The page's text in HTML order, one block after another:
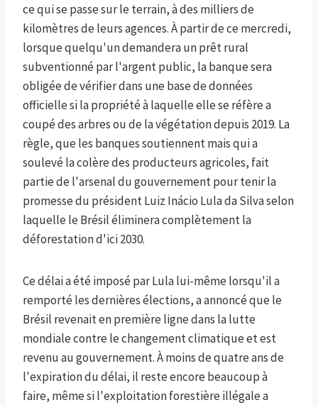
ce qui se passe sur le terrain, à des milliers de
kilomètres de leurs agences. À partir de ce mercredi,
lorsque quelqu'un demandera un prêt rural
subventionné par l'argent public, la banque sera
obligée de vérifier dans une base de données
officielle si la propriété à laquelle elle se réfère a
coupé des arbres ou de la végétation depuis 2019. La
règle, que les banques soutiennent mais qui a
soulevé la colère des producteurs agricoles, fait
partie de l'arsenal du gouvernement pour tenir la
promesse du président Luiz Inácio Lula da Silva selon
laquelle le Brésil éliminera complètement la
déforestation d'ici 2030.
Ce délai a été imposé par Lula lui-même lorsqu'il a
remporté les dernières élections, a annoncé que le
Brésil revenait en première ligne dans la lutte
mondiale contre le changement climatique et est
revenu au gouvernement. À moins de quatre ans de
l'expiration du délai, il reste encore beaucoup à
faire, même si l'exploitation forestière illégale a